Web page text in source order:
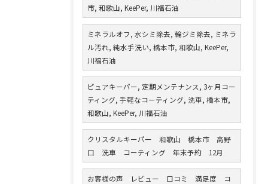
市, 和歌山, KeePer, 川福石油
ミネラルオフ, 水シミ除去, 輪ジミ除去, ミネラ
ル汚れ, 純水手洗い, 橋本市, 和歌山, KeePer,
川福石油
ピュアキーパー, 定期メンテナンス, 3ヶ月コー
ティング, 手軽なコーティング, 洗車, 橋本市,
和歌山, KeePer, 川福石油
クリスタルキーパー 和歌山 橋本市 高野
口 洗車 コーティング 年末予約 12月
お客様の声 レビュー 口コミ 満足度 コ